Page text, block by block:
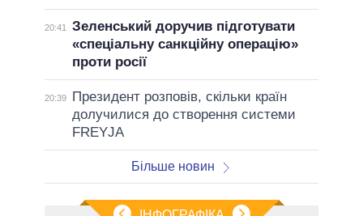
20:41
Зеленський доручив підготувати
«спеціальну санкційну операцію»
проти росії
20:39
Президент розповів, скільки країн
долучилися до створення системи
FREYJA
Більше новин